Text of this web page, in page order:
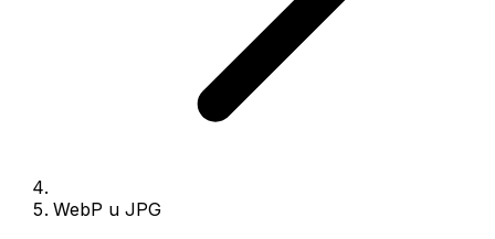
WebP u JPG